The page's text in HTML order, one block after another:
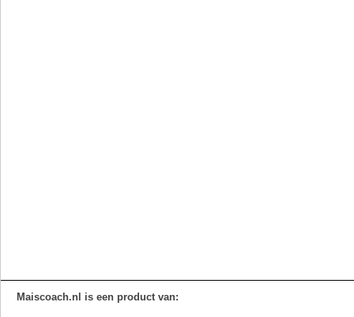
Maiscoach.nl is een product van: